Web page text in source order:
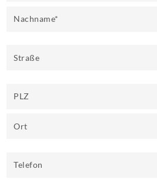
Nachname*
Straße
PLZ
Ort
Telefon